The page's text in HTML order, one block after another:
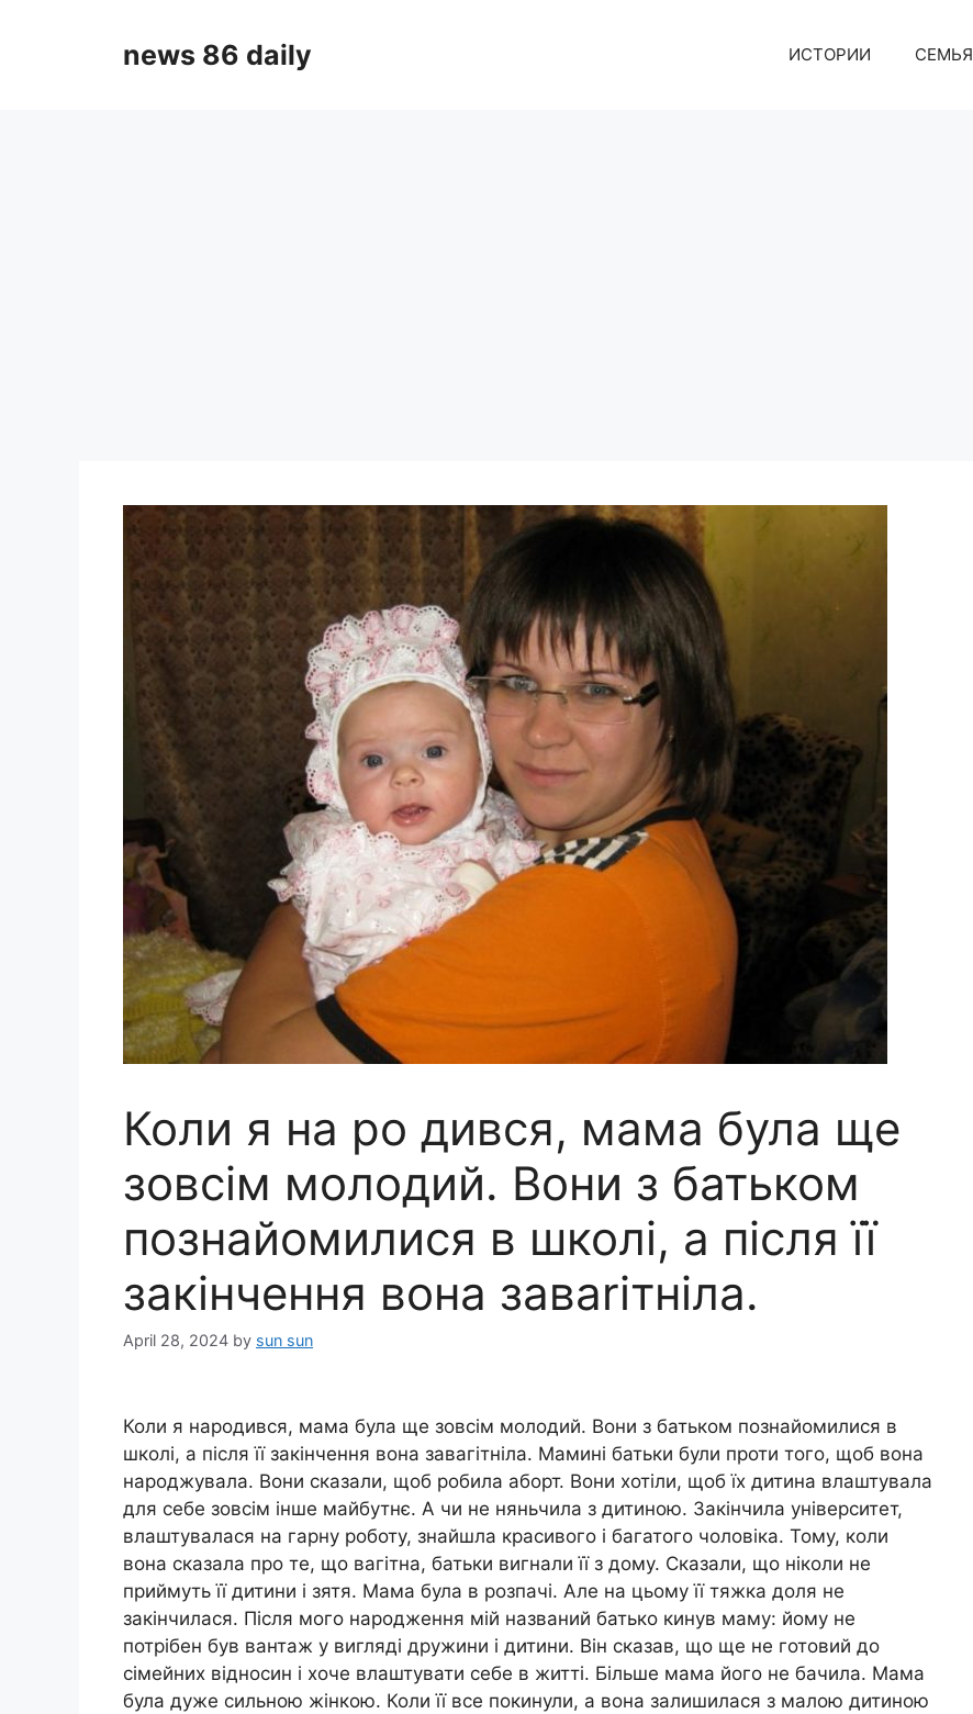
news 86 daily ИСТОРИИ СЕМЬЯ
Коли я на ро дився, мама була ще
зовсім молодий. Вони з батьком
познайомилися в школі, а після її
закінчення вона заваrітніла.
April 28, 2024 by sun sun
Коли я народився, мама була ще зовсім молодий. Вони з батьком познайомилися в
школі, а після її закінчення вона завагітніла. Мамині батьки були проти того, щоб вона
народжувала. Вони сказали, щоб робила аборт. Вони хотіли, щоб їх дитина влаштувала
для себе зовсім інше майбутнє. А чи не няньчила з дитиною. Закінчила університет,
влаштувалася на гарну роботу, знайшла красивого і багатого чоловіка. Тому, коли
вона сказала про те, що вагітна, батьки вигнали її з дому. Сказали, що ніколи не
приймуть її дитини і зятя. Мама була в розпачі. Але на цьому її тяжка доля не
закінчилася. Після мого народження мій названий батько кинув маму: йому не
потрібен був вантаж у вигляді дружини і дитини. Він сказав, що ще не готовий до
сімейних відносин і хоче влаштувати себе в житті. Більше мама його не бачила. Мама
була дуже сильною жінкою. Коли її все покинули, а вона залишилася з малою дитиною